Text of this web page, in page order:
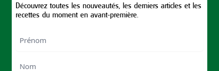
Découvrez toutes les nouveautés, les derniers articles et les
recettes du moment en avant-première.
Nom